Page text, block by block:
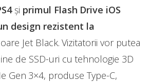
și primul Flash Drive iOS
design rezistent la
Jet Black. Vizitatorii vor putea
de SSD-uri cu tehnologie 3D
Gen 3×4, produse Type-C,